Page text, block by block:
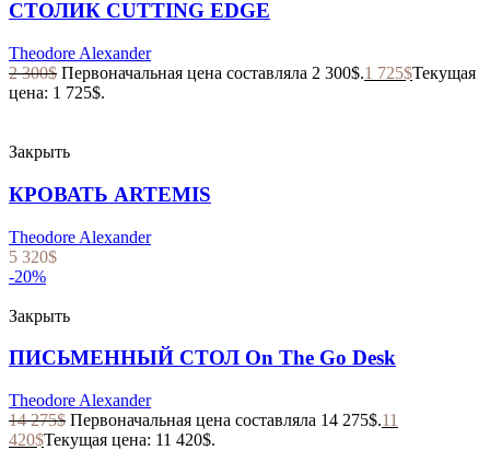
СТОЛИК CUTTING EDGE
Theodore Alexander
2 300$ Первоначальная цена составляла 2 300$.1 725$Текущая
цена: 1 725$.
Закрыть
КРОВАТЬ ARTEMIS
Theodore Alexander
5 320$
-20%
Закрыть
ПИСЬМЕННЫЙ СТОЛ On The Go Desk
Theodore Alexander
14 275$ Первоначальная цена составляла 14 275$.11
420$Текущая цена: 11 420$.